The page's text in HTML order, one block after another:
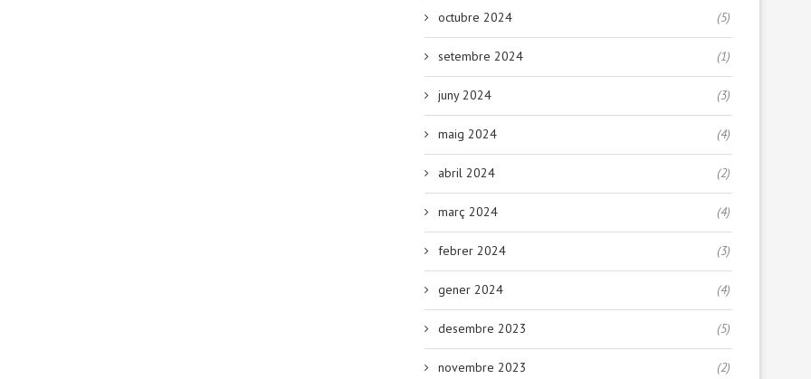
octubre 2024 (5)
setembre 2024 (1)
juny 2024 (3)
maig 2024 (4)
abril 2024 (2)
març 2024 (4)
febrer 2024 (3)
gener 2024 (4)
desembre 2023 (5)
novembre 2023 (2)